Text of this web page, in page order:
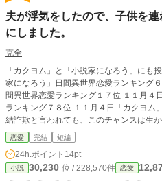
夫が浮気をしたので、子供を
にしました。
克全
「カクヨム」と「小説家になろう」にも
家になろう」日間異世界恋愛ランキング
間異世界恋愛ランキング１７位 １１月４
ランキング７８位 １１月４日「カクヨム
結詐欺と言われても、このチャンスは生
恋愛 完結 短編
24h.ポイント 14pt
小説 30,230 位 / 228,570件 恋愛